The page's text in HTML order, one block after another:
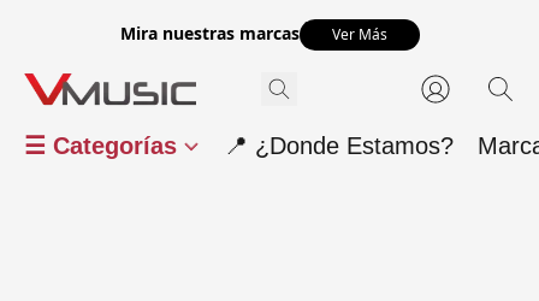
Mira nuestras marcas Ver Más
☰ Categorías 📍 ¿Donde Estamos?